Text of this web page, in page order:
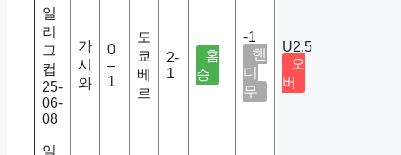
일
리
그
컵
25-
06-
08
가
시
와
0
–
1
도
쿄
베
르
2-
1
홈
승
-1
핸
디
무
U2.5
오
버
일